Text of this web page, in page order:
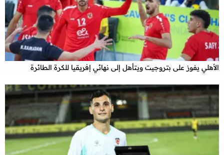
الأهلي يفوز على بتروجيت ويتأهل إلى نهائي إفريقيا للكرة الطائرة